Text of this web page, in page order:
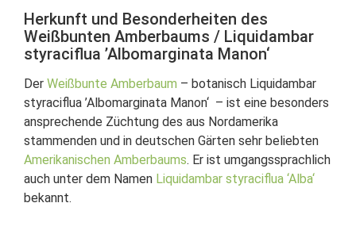
Herkunft und Besonderheiten des
Weißbunten Amberbaums / Liquidambar
styraciflua ’Albomarginata Manon‘
Der Weißbunte Amberbaum – botanisch Liquidambar
styraciflua ’Albomarginata Manon‘ – ist eine besonders
ansprechende Züchtung des aus Nordamerika
stammenden und in deutschen Gärten sehr beliebten
Amerikanischen Amberbaums. Er ist umgangssprachlich
auch unter dem Namen Liquidambar styraciflua ‘Alba‘
bekannt.